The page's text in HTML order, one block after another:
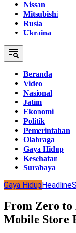
Nissan
Mitsubishi
Rusia
Ukraina
Beranda
Video
Nasional
Jatim
Ekonomi
Politik
Pemerintahan
Olahraga
Gaya Hidup
Kesehatan
Surabaya
Gaya HidupHeadline
From Zero to
Mobile Store